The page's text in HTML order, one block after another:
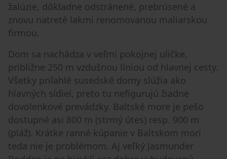
žalúzie, dôkladne odstránené, prebrúsené a
znovu natreté lakmi renomovanou maliarskou
firmou.
Dom sa nachádza v veľmi pokojnej uličke,
približne 250 m vzdušnou líniou od hlavnej cesty.
Všetky priľahlé susedské domy slúžia ako
hlavných sídiel, preto tu nefigurujú žiadne
dovolenkové prevádzky. Baltské more je pešo
dostupné asi 800 m (strmý útes) resp. 900 m
(pláž). Krátke ranné kúpanie v Baltskom mori
teda nie je problémom. Aj veľký Jasmunder